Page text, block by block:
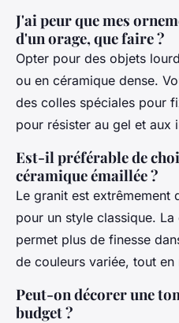
J'ai peur que mes
d'un orage, que faire ?
Opter pour des objets
ou en céramique dense.
des colles spéciales pour
pour résister au gel et aux
Est-il préférable de
céramique émaillée ?
Le granit est extrêmement
pour un style classique.
permet plus de finesse
de couleurs variée, tout en
Peut-on décorer une
budget ?